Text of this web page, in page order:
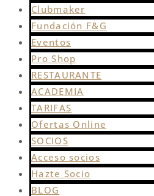
Clubmaker
Fundación F&G
Eventos
Pro Shop
RESTAURANTE
ACADEMIA
TARIFAS
Ofertas Online
SOCIOS
Acceso socios
Hazte Socio
BLOG